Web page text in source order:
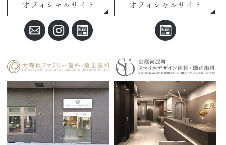
オフィシャルサイト オフィシャルサイト